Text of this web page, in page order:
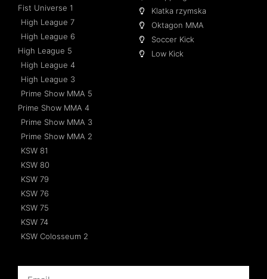
Fist Universe 1
High League 7
High League 6
High League 5
High League 4
High League 3
Prime Show MMA 5
Prime Show MMA 4
Prime Show MMA 3
Prime Show MMA 2
KSW 81
KSW 80
KSW 79
KSW 76
KSW 75
KSW 74
KSW Colosseum 2
Klatka rzymska
Oktagon MMA
Soccer Kick
Low Kick